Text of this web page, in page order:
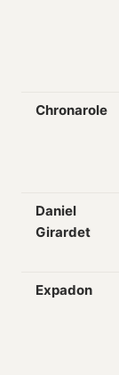
Chronarole
Daniel
Girardet
Expadon